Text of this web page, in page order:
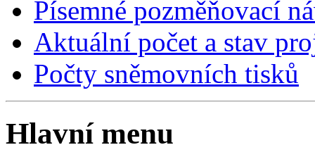
Písemné pozměňovací
Aktuální počet a stav
Počty sněmovních tisků
Hlavní menu